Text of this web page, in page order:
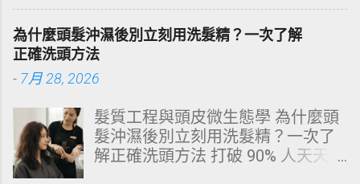
源性染色成因，並提供精準有效的
改善與美白對策。 📋 文章快速導覽
目錄 一、 牙齒顏色的生物學本質：
琺瑯質與象牙質 二、 牙齒變黃的10
源性變色的自我檢視 四、 5大專業
牙醫美白療程評估與比較 五、 避坑
指南：破除3大網路美白偏方迷思
為什麼頭髮沖濕後別立刻用洗髮精？一次了解
正確洗頭方法
- 7月 28, 2026
髮質工程與頭皮微生態學 為什麼頭
髮沖濕後別立刻用洗髮精？一次了
解正確洗頭方法 打破 90% 人天天在